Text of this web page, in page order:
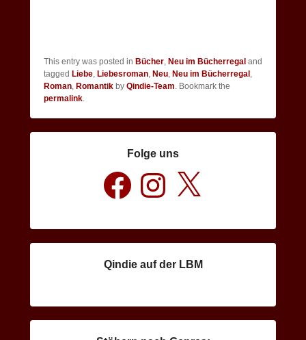
This entry was posted in Bücher, Neu im Bücherregal and
tagged Liebe, Liebesroman, Neu, Neu im Bücherregal ,
Roman, Romantik by Qindie-Team. Bookmark the
permalink.
Folge uns
Facebook Instagram
Qindie auf der LBM